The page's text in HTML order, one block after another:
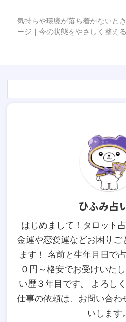
気持ちや環境が落ち着かないと
ージ｜今の状態をやさしく整える
ひふみ占
はじめまして！タロット
金運や恋愛運などお困りご
ます！ 名前と生年月日で
０円～格安でお受けいた
い歴３年目です。 よろし
仕事の依頼は、お問い合わ
いします。